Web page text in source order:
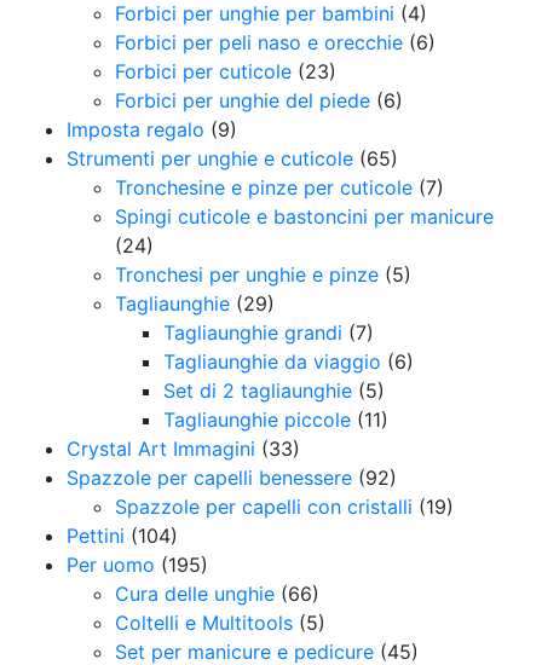
Forbici per unghie per bambini (4)
Forbici per peli naso e orecchie (6)
Forbici per cuticole (23)
Forbici per unghie del piede (6)
Imposta regalo (9)
Strumenti per unghie e cuticole (65)
Tronchesine e pinze per cuticole (7)
Spingi cuticole e bastoncini per manicure
(24)
Tronchesi per unghie e pinze (5)
Tagliaunghie (29)
Tagliaunghie grandi (7)
Tagliaunghie da viaggio (6)
Set di 2 tagliaunghie (5)
Tagliaunghie piccole (11)
Crystal Art Immagini (33)
Spazzole per capelli benessere (92)
Spazzole per capelli con cristalli (19)
Pettini (104)
Per uomo (195)
Cura delle unghie (66)
Coltelli e Multitools (5)
Set per manicure e pedicure (45)